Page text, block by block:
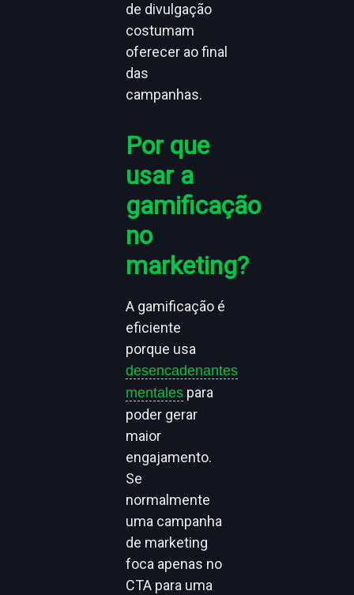
de divulgação
costumam
oferecer ao final
das
campanhas.
Por que
usar a
gamificação
no
marketing?
A gamificação é
eficiente
porque usa
desencadenantes
mentales para
poder gerar
maior
engajamento.
Se
normalmente
uma campanha
de marketing
foca apenas no
CTA para uma